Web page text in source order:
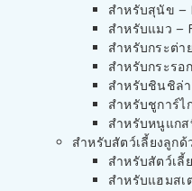
สำหรับสุนัข –
สำหรับแมว –
สำหรับกระต่า
สำหรับกระรอ
สำหรับชินชิล่
สำหรับชูการ์ไ
สำหรับหนูแกส
สำหรับสัตว์เลี้ยงลูกด้
สำหรับสัตว์เลี้
สำหรับแฮมสเ